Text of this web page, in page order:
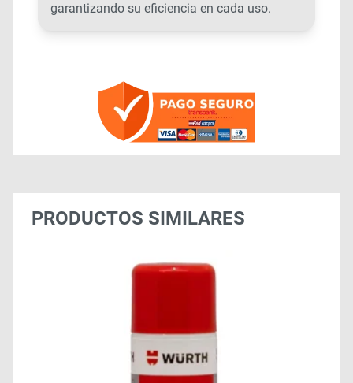
garantizando su eficiencia en cada uso.
PRODUCTOS SIMILARES